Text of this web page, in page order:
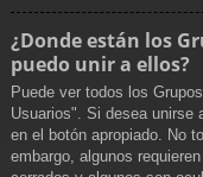
¿Donde están los
puedo unir a ellos?
Puede ver todos los
Usuarios". Si desea unirse
en el botón apropiado. No
embargo, algunos